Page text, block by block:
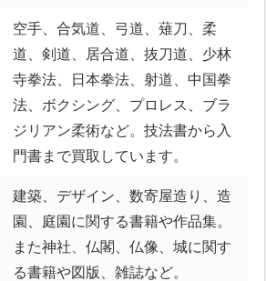
空手、合気道、弓道、薙刀、柔
道、剣道、居合道、抜刀道、少林
寺拳法、日本拳法、射道、中国拳
法、ボクシング、プロレス、ブラ
ジリアン柔術など。技法書から入
門書まで買取しています。
建築、デザイン、数寄屋造り、造
園、庭園に関する書籍や作品集。
また神社、仏閣、仏像、城に関す
る書籍や図版、雑誌など。